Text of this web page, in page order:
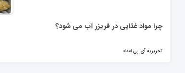
چرا مواد غذایی در فریزر آب می شود؟
تحریریه آی پی امداد